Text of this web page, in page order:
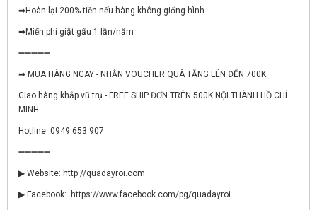
➡Hoàn lại 200% tiền nếu hàng không giống hình
➡Miến phí giặt gấu 1 lần/năm
➖➖➖➖➖
➡ MUA HÀNG NGAY - NHẬN VOUCHER QUÀ TẶNG LÊN ĐẾN 700K
Giao hàng khắp vũ trụ - FREE SHIP ĐƠN TRÊN 500K NỘI THÀNH HỒ CHÍ
MINH
Hotline: 0949 653 907
➖➖➖➖➖
▶ Website: http://quadayroi.com
▶ Facebook: https://www.facebook.com/pg/quadayroi...